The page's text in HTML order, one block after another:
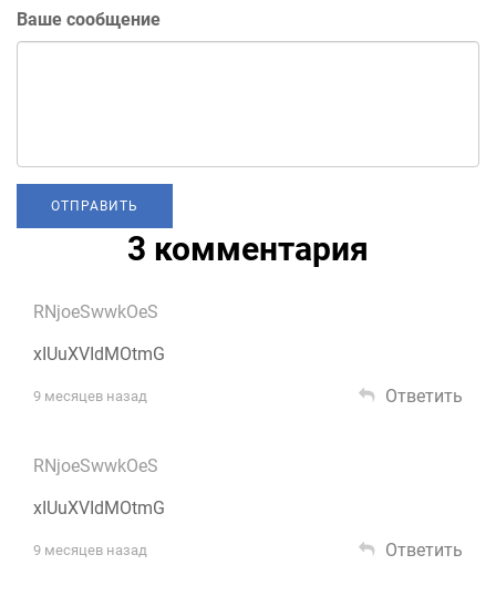
Ваше сообщение
3 комментария
RNjoeSwwkOeS
xIUuXVIdMOtmG
9 месяцев назад Ответить
RNjoeSwwkOeS
xIUuXVIdMOtmG
9 месяцев назад Ответить